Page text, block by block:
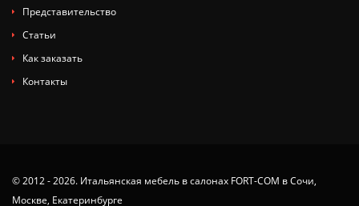
Представительство
Статьи
Как заказать
Контакты
© 2012 - 2026. Итальянская мебель в салонах FORT-COM в Сочи,
Москве, Екатеринбурге